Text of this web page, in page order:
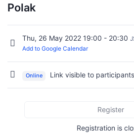
Polak
Thu, 26 May 2022 19:00 - 20:30
Add to Google Calendar
Online Link visible to participants
Register
Registration is